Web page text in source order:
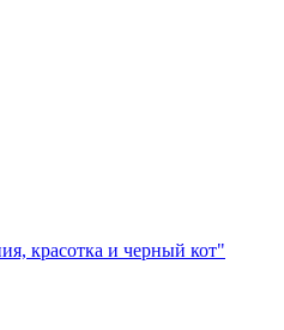
красотка и черный кот"